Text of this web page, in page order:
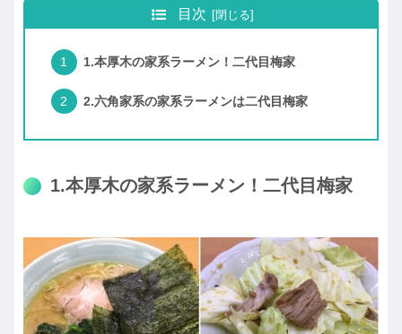
目次
1.本厚木の家系ラーメン！二代目梅家
2.六角家系の家系ラーメンは二代目梅家
1.本厚木の家系ラーメン！二代目梅家